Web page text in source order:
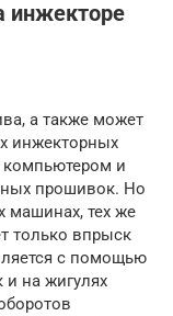
инжекторе
а также может
инжекторных
компьютером и
прошивок. Но
машинах, тех же
только впрыск
с помощью
и на жигулях